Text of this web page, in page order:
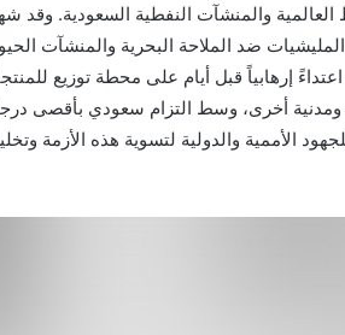
والمنشآت النفطية السعودية. وقد
ضد الملاحة البحرية والمنشآت
إرهابياً قبل أيام على محطة توزيع
أخرى، وسط التزام سعودي بأقصى
الأممية والدولية لتسوية هذه الأزمة